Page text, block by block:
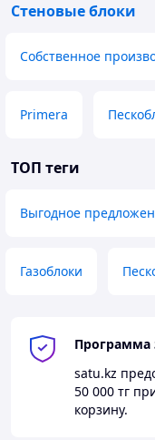
· Строительство
💰 Цены
· От 13 до 65
· От 133 палеты:
🚚 Доставка:
· Погрузка на
📞Контакты:
Телефон: +7
Email:
Стеновые блоки
Собственное
Primera
ТОП теги
Выгодное
Газоблоки
Программа
satu.kz
50 000 тг
корзину.